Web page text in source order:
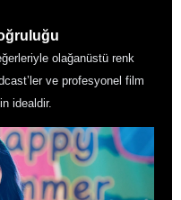
olağanüstü renk
ve profesyonel film
idealdir.